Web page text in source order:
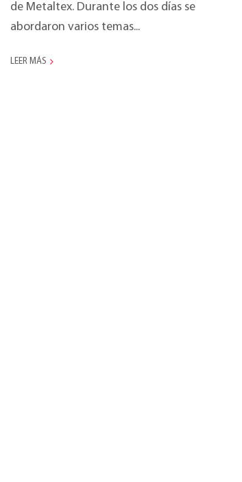
de Metaltex. Durante los dos días se
abordaron varios temas...
LEER MÁS